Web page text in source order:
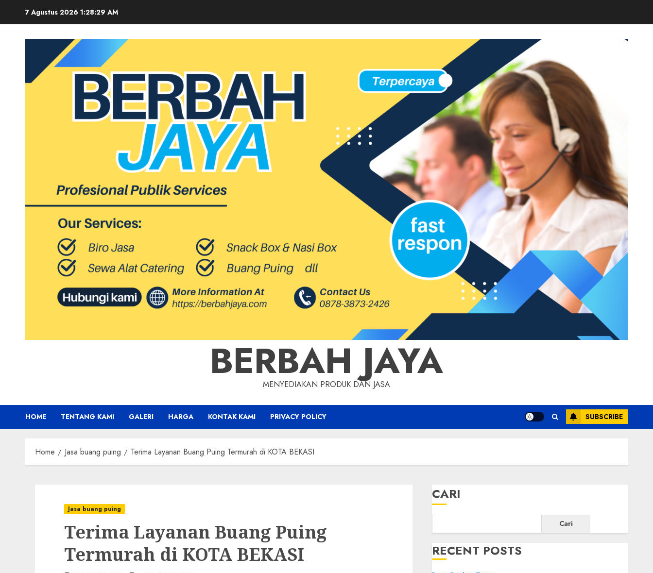
7 Agustus 2026 1:28:30 AM
BERBAH JAYA
MENYEDIAKAN PRODUK DAN JASA
HOME TENTANG KAMI GALERI HARGA KONTAK KAMI PRIVACY POLICY SUBSCRIBE
Home Jasa buang puing Terima Layanan Buang Puing Termurah di KOTA BEKASI
Jasa buang puing
Terima Layanan Buang Puing
Termurah di KOTA BEKASI
CARI
Cari
RECENT POSTS